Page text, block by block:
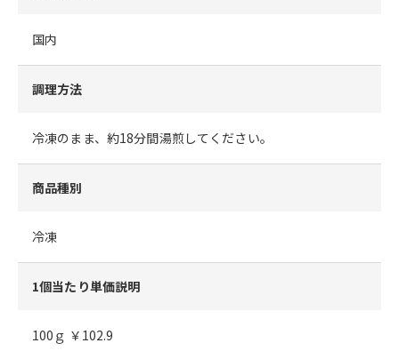
国内
調理方法
冷凍のまま、約18分間湯煎してください。
商品種別
冷凍
1個当たり単価説明
100ｇ ￥102.9